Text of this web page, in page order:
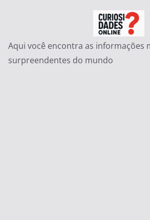
conteúdo
Aqui você encontra as informações
surpreendentes do mundo